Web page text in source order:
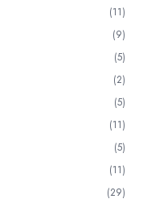
11
9
5
2
5
11
5
11
29